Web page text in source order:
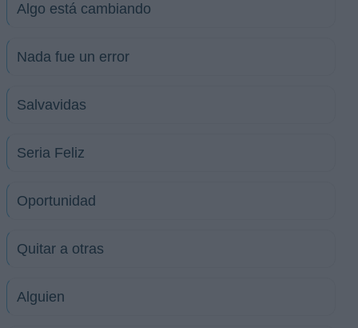
Algo está cambiando
Nada fue un error
Salvavidas
Seria Feliz
Oportunidad
Quitar a otras
Alguien